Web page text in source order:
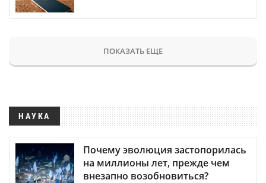
ПОКАЗАТЬ ЕЩЕ
НАУКА
Почему эволюция застопорилась
на миллионы лет, прежде чем
внезапно возобновиться?